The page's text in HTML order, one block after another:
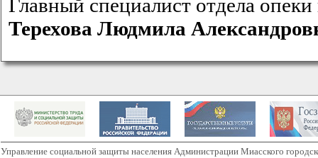
Главный специалист отдела
Терехова Людмила
Управление социальной защиты населения Администрации Миасского